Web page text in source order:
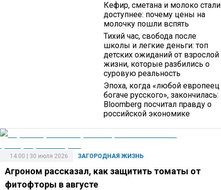
Кефир, сметана и молоко стали
доступнее: почему цены на
молочку пошли вспять
Тихий час, свобода после
школы и легкие деньги: топ
детских ожиданий от взрослой
жизни, которые разбились о
суровую реальность
Эпоха, когда «любой европеец
богаче русского», закончилась:
Bloomberg посчитал правду о
российской экономике
ЗАГОРОДНАЯ ЖИЗНЬ
14:00 | 30 июля 2026
Агроном рассказал, как защитить томаты от
фитофторы в августе